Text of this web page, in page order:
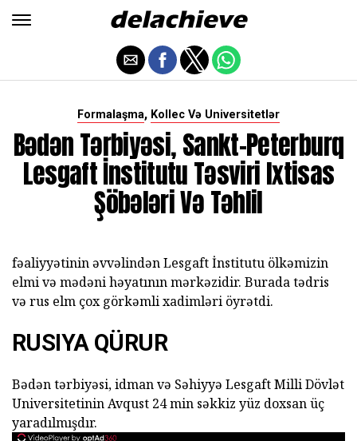
Formalaşma, Kollec Və Universitetlər
Bədən Tərbiyəsi, Sankt-Peterburq
Lesgaft İnstitutu Təsviri Ixtisas
Şöbələri Və Təhlil
fəaliyyətinin əvvəlindən Lesgaft İnstitutu ölkəmizin
elmi və mədəni həyatının mərkəzidir. Burada tədris
və rus elm çox görkəmli xadimləri öyrətdi.
RUSIYA QÜRUR
Bədən tərbiyəsi, idman və Səhiyyə Lesgaft Milli Dövlət
Universitetinin Avqust 24 min səkkiz yüz doxsan üç
yaradılmışdır.